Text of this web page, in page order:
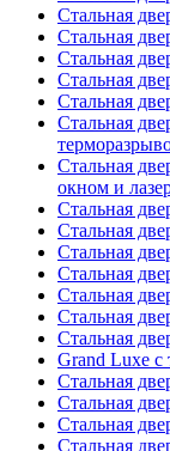
Стальная
Стальная
Стальная
Стальная
Стальная
Стальная
Стальная
окном и
Стальная
Стальная
Стальная
Стальная
Стальная
Стальная
Стальная
Grand Luxe с
Стальная
Стальная
Стальная
Стальная